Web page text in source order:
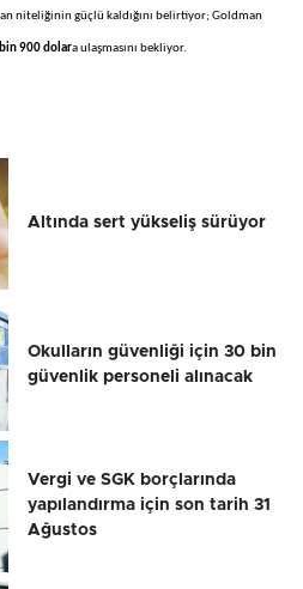
niteliğinin güçlü kaldığını belirtiyor; Goldman
900 dolara ulaşmasını bekliyor.
Altında sert yükseliş sürüyor
Okulların güvenliği için 30 bin
güvenlik personeli alınacak
Vergi ve SGK borçlarında
yapılandırma için son tarih 31
Ağustos